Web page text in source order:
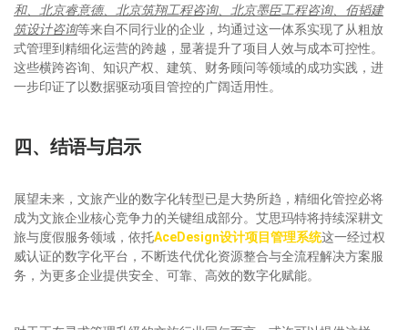
和、北京睿意德、北京筑翔工程咨询、
北京墨臣工程咨询、佰韬建
筑设计咨询等来自不同行业的企业，均通过这一体系实现了从粗放
式管理到精细化运营的跨越，显著提升了项目人效与成本可控性。
这些横跨咨询、知识产权、建筑、财务顾问等领域的成功实践，进
一步印证了以数据驱动项目管控的广阔适用性。
四、结语与启示
展望未来，文旅产业的数字化转型已是大势所趋，精细化管控必将
成为文旅企业核心竞争力的关键组成部分。艾思玛特将持续深耕文
旅与度假服务领域，依托AceDesign设计项目管理系统这一经过权
威认证的数字化平台，不断迭代优化资源整合与全流程解决方案服
务，为更多企业提供安全、可靠、高效的数字化赋能。